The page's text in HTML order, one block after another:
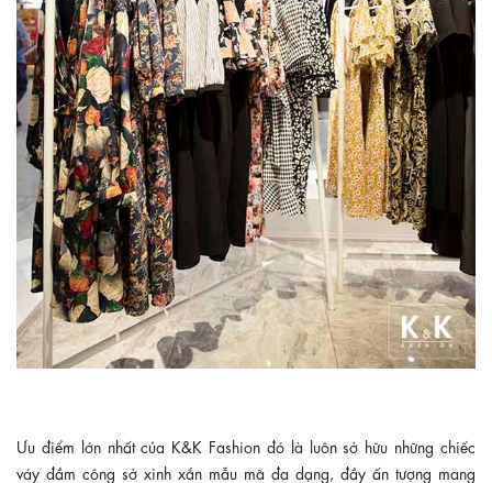
Ưu điểm lớn nhất của K&K Fashion đó là luôn sở hữu những chiếc
váy đầm công sở xinh xắn mẫu mã đa dạng, đầy ấn tượng mang